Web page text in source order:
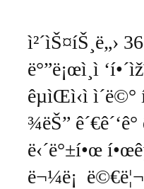
ì²´ìŠ¤íŠ¸ë„›
ë°”ë¡œì¸ì
êµ­ìŒì‹ì
¾ëŠ”
ë‹´ë°±í•œ
ë¬¼ë¡